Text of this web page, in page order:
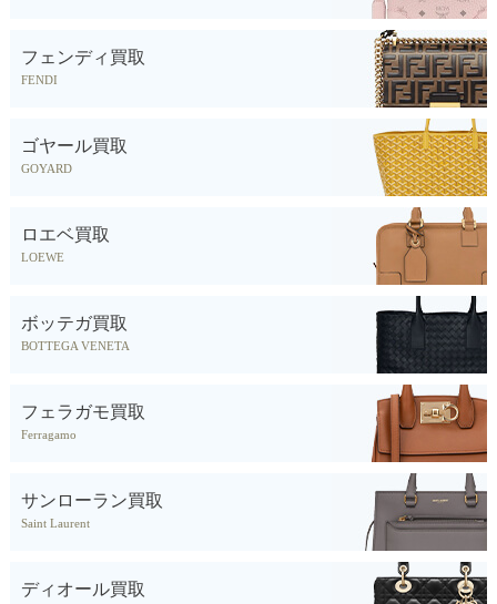
フェンディ買取
FENDI
ゴヤール買取
GOYARD
ロエベ買取
LOEWE
ボッテガ買取
BOTTEGA VENETA
フェラガモ買取
Ferragamo
サンローラン買取
Saint Laurent
ディオール買取